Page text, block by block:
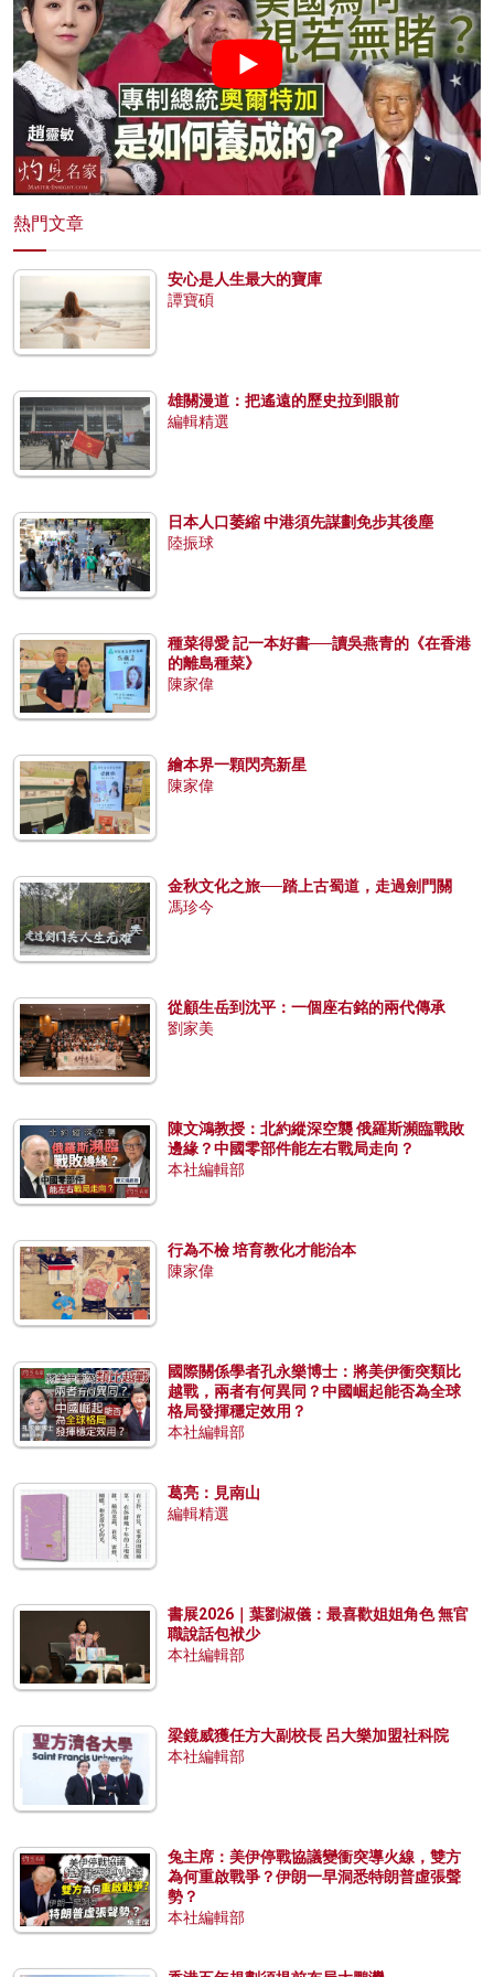
熱門文章
安心是人生最大的寶庫
譚寶碩
雄關漫道：把遙遠的歷史拉到眼前
編輯精選
日本人口萎縮 中港須先謀劃免步其後塵
陸振球
種菜得愛 記一本好書──讀吳燕青的《在香港
的離島種菜》
陳家偉
繪本界一顆閃亮新星
陳家偉
金秋文化之旅──踏上古蜀道，走過劍門關
馮珍今
從顧生岳到沈平：一個座右銘的兩代傳承
劉家美
陳文鴻教授：北約縱深空襲 俄羅斯瀕臨戰敗
邊緣？中國零部件能左右戰局走向？
本社編輯部
行為不檢 培育教化才能治本
陳家偉
國際關係學者孔永樂博士：將美伊衝突類比
越戰，兩者有何異同？中國崛起能否為全球
格局發揮穩定效用？
本社編輯部
葛亮：見南山
編輯精選
書展2026｜葉劉淑儀：最喜歡姐姐角色 無官
職說話包袱少
本社編輯部
梁鏡威獲任方大副校長 呂大樂加盟社科院
本社編輯部
兔主席：美伊停戰協議變衝突導火線，雙方
為何重啟戰爭？伊朗一早洞悉特朗普虛張聲
勢？
本社編輯部